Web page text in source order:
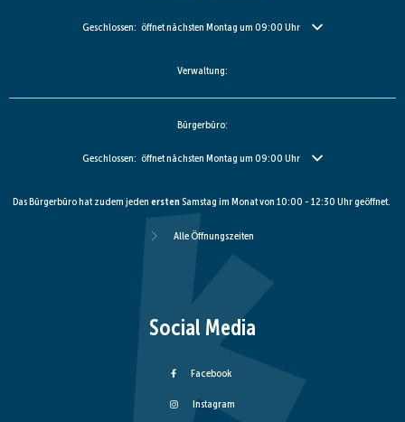
Klicken, um weitere Öffnungs- oder Schließzeiten auszublenden
Geschlossen: öffnet nächsten Montag um 09:00 Uhr
Verwaltung:
Bürgerbüro:
Klicken, um weitere Öffnungs- oder Schließzeiten auszublenden
Geschlossen: öffnet nächsten Montag um 09:00 Uhr
Das Bürgerbüro hat zudem jeden erstenSamstag im Monat von 10:00 - 12:30 Uhr geöffnet.
Alle Öffnungszeiten
Social Media
Facebook
Instagram